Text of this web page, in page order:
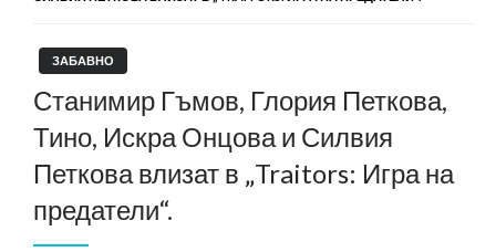
ЗАБАВНО
Станимир Гъмов, Глория Петкова,
Тино, Искра Онцова и Силвия
Петкова влизат в „Traitors: Игра на
предатели“.